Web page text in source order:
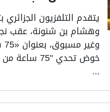
يتقدم التلفزيون
وهشام بن شنونة، عقب
خوض تحدي
...